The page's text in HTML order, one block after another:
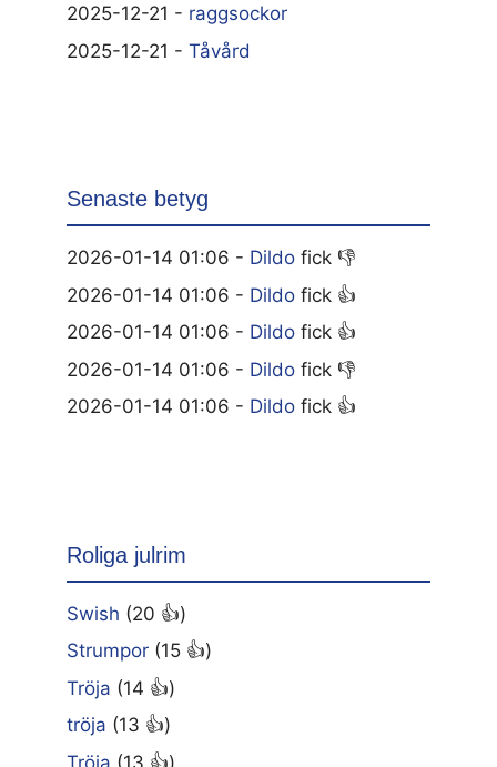
2025-12-21 - raggsockor
2025-12-21 - Tåvård
Senaste betyg
2026-01-14 01:06 - Dildo fick 👎
2026-01-14 01:06 - Dildo fick 👍
2026-01-14 01:06 - Dildo fick 👍
2026-01-14 01:06 - Dildo fick 👎
2026-01-14 01:06 - Dildo fick 👍
Roliga julrim
Swish (20 👍)
Strumpor (15 👍)
Tröja (14 👍)
tröja (13 👍)
Tröja (13 👍)